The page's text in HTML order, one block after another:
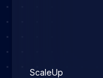
ScaleUp